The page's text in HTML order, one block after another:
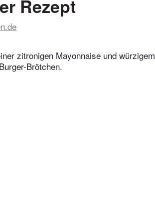
Rezept
zitronigen Mayonnaise und würzigem
Brötchen.